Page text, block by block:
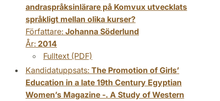
andraspråksinlärare på Komvux utvecklats
språkligt mellan olika kurser?
Författare: Johanna Söderlund
År: 2014
Fulltext (PDF)
Kandidatuppsats: The Promotion of Girls’
Education in a late 19th Century Egyptian
Women’s Magazine -. A Study of Western